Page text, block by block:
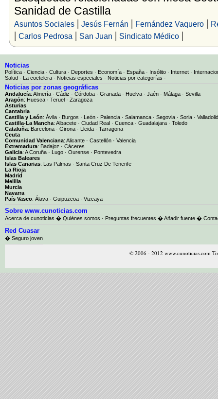
Sanidad de Castilla
Asuntos Sociales| Jesús Fernán | Fernández Vaquero|
| Carlos Pedrosa | San Juan | Sindicato Médico|
Noticias
Política · Ciencia · Cultura · Deportes · Economía · España · Insólito · Internet ·
Salud · La coctelera · Noticias especiales · Noticias por categorías ·
Noticias por zonas geográficas
Andalucía: Almería · Cádiz · Córdoba · Granada · Huelva · Jaén · Málaga · Sevilla
Aragón: Huesca · Teruel · Zaragoza
Asturias
Cantabria
Castilla y León: Ávila · Burgos · León · Palencia · Salamanca · Segovia · Soria · Valladolid
Castilla-La Mancha: Albacete · Ciudad Real · Cuenca · Guadalajara · Toledo
Cataluña: Barcelona · Girona · Lleida · Tarragona
Ceuta
Comunidad Valenciana: Alicante · Castellón · Valencia
Extremadura: Badajoz · Cáceres
Galicia: A Coruña · Lugo · Ourense · Pontevedra
Islas Baleares
Islas Canarias: Las Palmas · Santa Cruz De Tenerife
La Rioja
Madrid
Melilla
Murcia
Navarra
País Vasco: Álava · Guipuzcoa · Vizcaya
Sobre www.cunoticias.com
Acerca de cunoticias � Quiénes somos · Preguntas frecuentes �Añadir fuente �
Red Cuasar
� Seguro joven
© 2006 - 2012 www.cunoticias.com